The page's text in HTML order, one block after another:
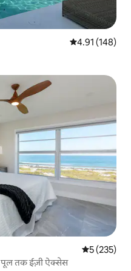
औसत रेटिंग 5 में से
4.91 (148)
औसत रेटिंग 5
5 (235)
पूल तक ईज़ी ऐक्सेस